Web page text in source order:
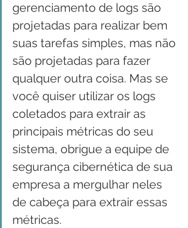
gerenciamento de logs são
projetadas para realizar bem
suas tarefas simples, mas não
são projetadas para fazer
qualquer outra coisa. Mas se
você quiser utilizar os logs
coletados para extrair as
principais métricas do seu
sistema, obrigue a equipe de
segurança cibernética de sua
empresa a mergulhar neles
de cabeça para extrair essas
métricas.